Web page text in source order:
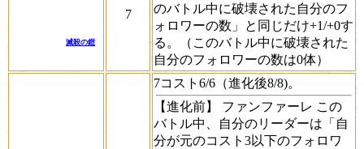
滅殺の鎧
7
のバトル中に破壊された自分のフ
ォロワーの数」と同じだけ+1/+0す
る。（このバトル中に破壊された
自分のフォロワーの数は0体）
7コスト6/6（進化後8/8)。
【進化前】 ファンファーレ この
バトル中、自分のリーダーは「自
分が元のコスト3以下のフォロワ